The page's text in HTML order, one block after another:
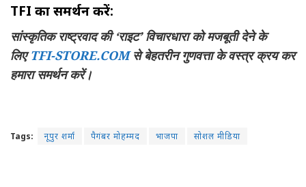
TFI का समर्थन करें:
सांस्कृतिक राष्ट्रवाद की ‘राइट’ विचारधारा को मजबूती देने के
लिएTFI-STORE.COMसे बेहतरीन गुणवत्ता के वस्त्र क्रय कर
हमारा समर्थन करें।
Tags: नूपुर शर्मा पैगंबर मोहम्मद भाजपा सोशल मीडिया